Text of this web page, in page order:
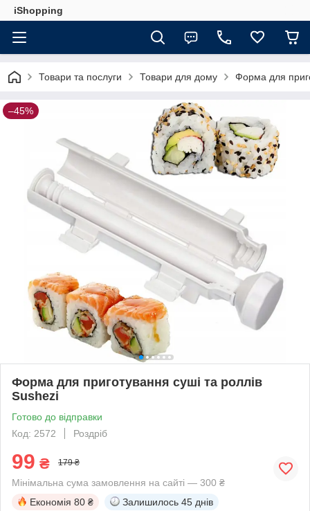
iShopping
Товари та послуги Товари для дому Форма для
–45%
Форма для приготування суші та роллів
Sushezi
Готово до відправки
Код: 2572
Роздріб
99 ₴ 179 ₴
Мінімальна сума замовлення на сайті — 300 ₴
Економія 80 ₴ Залишилось 45 днів